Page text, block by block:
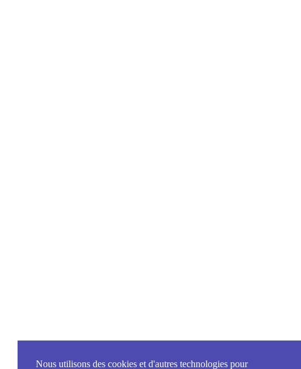
Nous utilisons des cookies et d'autres technologies pour